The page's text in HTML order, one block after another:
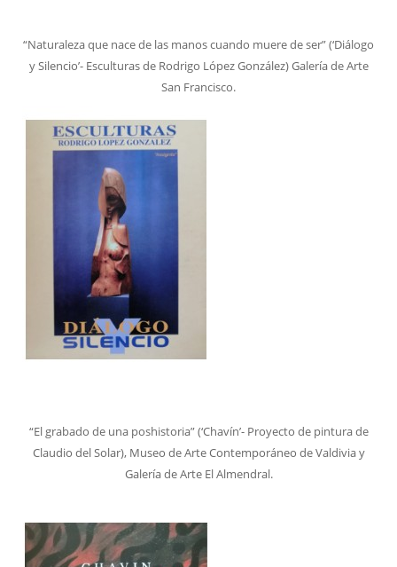
“Naturaleza que nace de las manos cuando muere de ser” (‘Diálogo
y Silencio’- Esculturas de Rodrigo López González) Galería de Arte
San Francisco.
“El grabado de una poshistoria” (‘Chavín’- Proyecto de pintura de
Claudio del Solar), Museo de Arte Contemporáneo de Valdivia y
Galería de Arte El Almendral.